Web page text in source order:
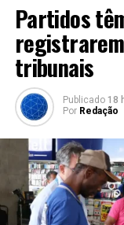
Partidos
tribunais
Publicado 18
Por Redação